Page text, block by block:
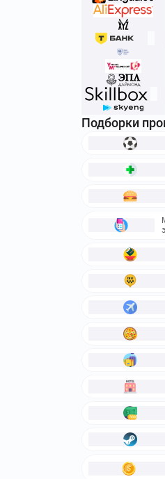
Подборки